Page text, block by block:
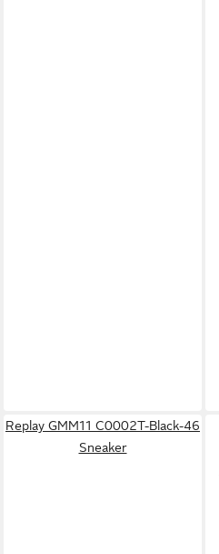
Replay GMM11 C0002T-Black-46
Sneaker